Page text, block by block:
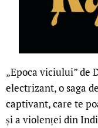
„Epoca viciului” de
electrizant, o saga
captivant, care te
și a violenței din